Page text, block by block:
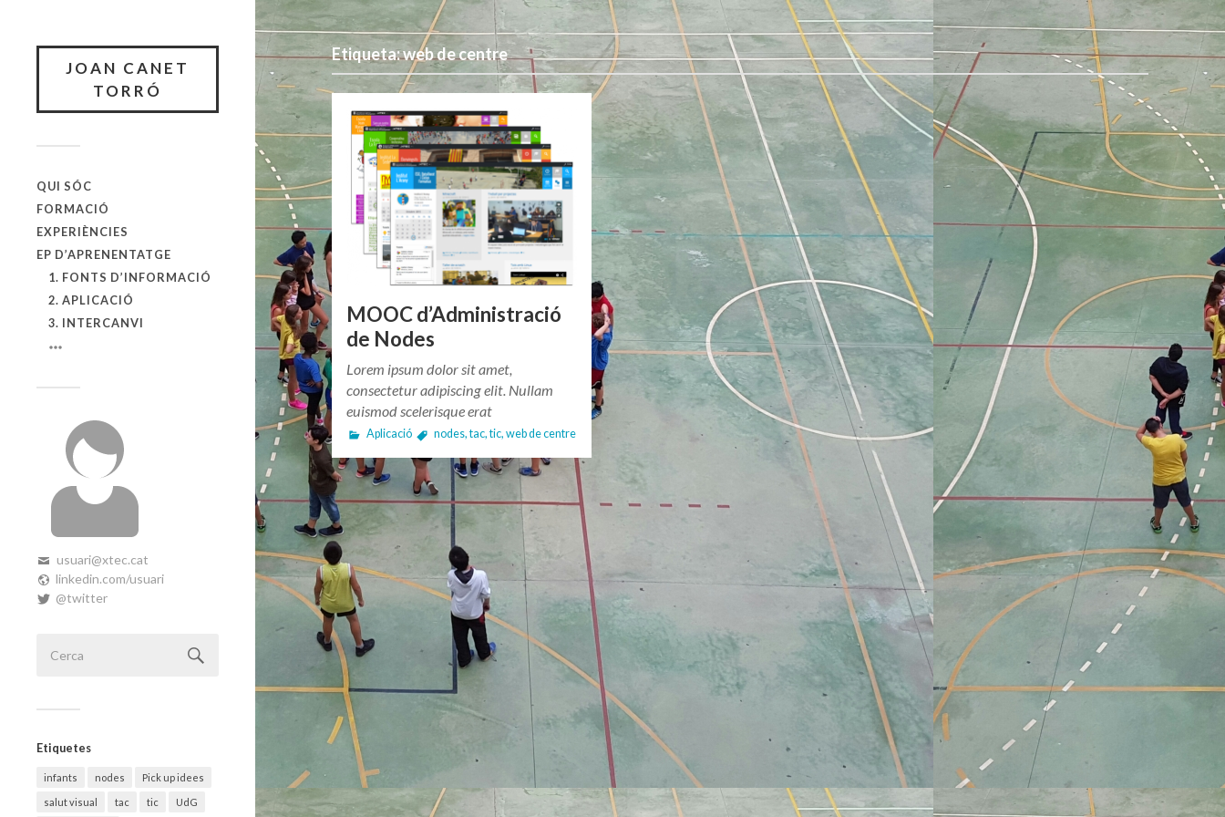
JOAN CANET
TORRÓ
QUI SÓC
FORMACIÓ
EXPERIÈNCIES
EP D’APRENENTATGE
1. FONTS D’INFORMACIÓ
2. APLICACIÓ
3. INTERCANVI
usuari@xtec.cat
linkedin.com/usuari
@twitter
Etiquetes
infants nodes Pick up idees
salut visual tac tic UdG
Etiqueta: web de centre
MOOC d’Administració
de Nodes
Lorem ipsum dolor sit amet,
consectetur adipiscing elit. Nullam
euismod scelerisque erat
Aplicació nodes,tac,tic, web de centre